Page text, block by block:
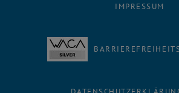
IMPRESSUM